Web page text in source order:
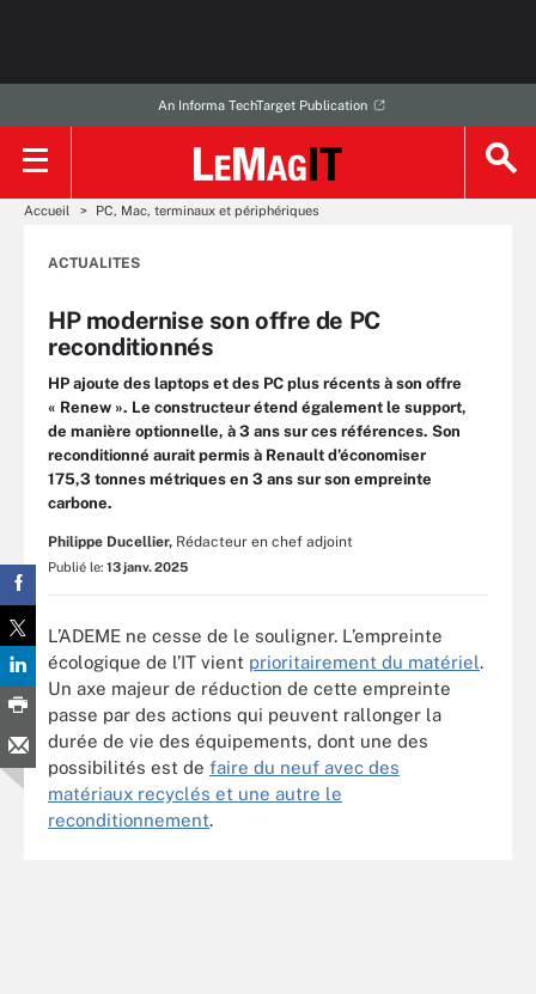
An Informa TechTarget Publication
Accueil PC, Mac, terminaux et périphériques
ACTUALITES
HP modernise son offre de PC
reconditionnés
HP ajoute des laptops et des PC plus récents à son offre
« Renew ». Le constructeur étend également le support,
de manière optionnelle, à 3 ans sur ces références. Son
reconditionné aurait permis à Renault d’économiser
175,3 tonnes métriques en 3 ans sur son empreinte
carbone.
Philippe Ducellier, Rédacteur en chef adjoint
Publié le: 13 janv. 2025
L’ADEME ne cesse de le souligner. L’empreinte
écologique de l’IT vient prioritairement du matériel.
Un axe majeur de réduction de cette empreinte
passe par des actions qui peuvent rallonger la
durée de vie des équipements, dont une des
possibilités est de faire du neuf avec des
matériaux recyclés et une autre le
reconditionnement.